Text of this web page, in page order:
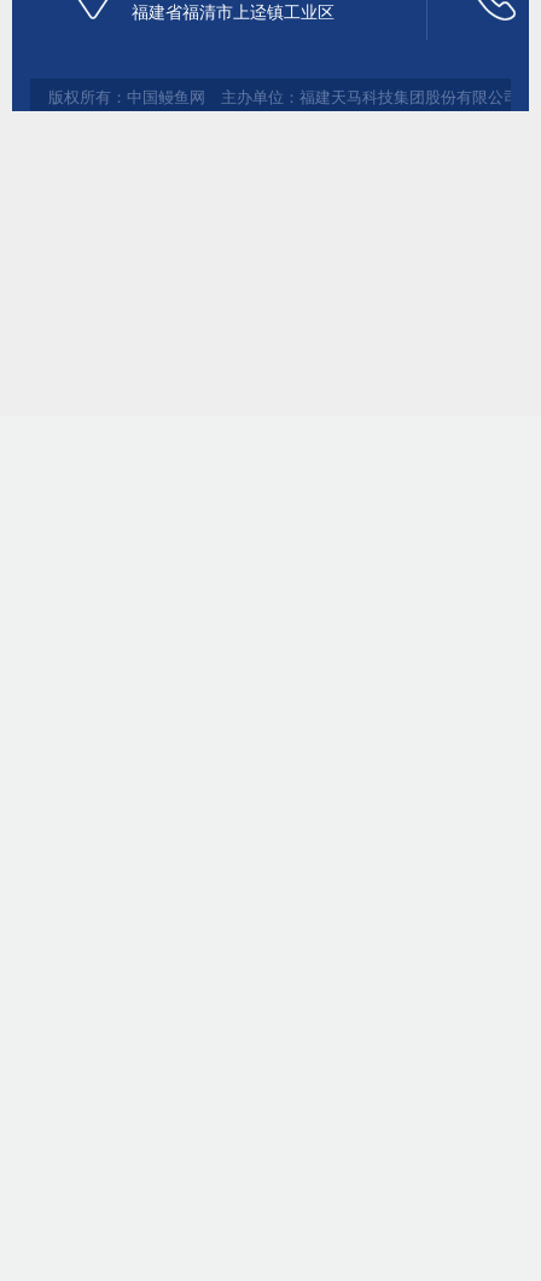
福建省福清市上迳镇工业区
版权所有：中国鳗鱼网 主办单位：福建天马科技集团股份有限公司